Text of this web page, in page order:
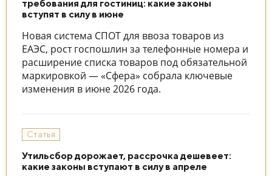
требования для гостиниц: какие законы
вступят в силу в июне
Новая система СПОТ для ввоза товаров из
ЕАЭС, рост госпошлин за телефонные номера и
расширение списка товаров под обязательной
маркировкой — «Сфера» собрала ключевые
изменения в июне 2026 года.
Статья
Утильсбор дорожает, рассрочка дешевеет:
какие законы вступают в силу в апреле